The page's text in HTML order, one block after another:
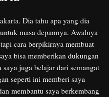
Dia tahu apa yang dia
masa depannya. Awalnya
cara berpikirnya membuat
bisa memberikan dukungan
juga belajar dari semangat
seperti ini memberi saya
membantu saya berkembang